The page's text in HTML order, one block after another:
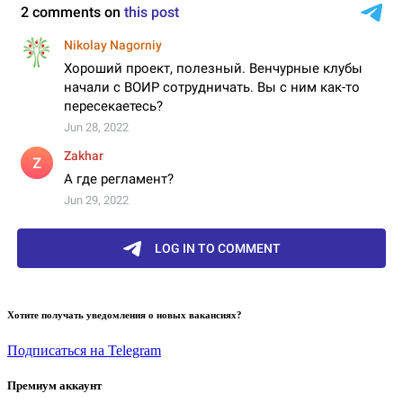
Хотите получать уведомления о новых вакансиях?
Подписаться на Telegram
Премиум аккаунт